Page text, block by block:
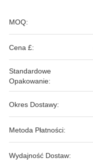
MOQ:
Cena £:
Standardowe
Opakowanie:
Okres Dostawy:
Metoda Płatności:
Wydajność Dostaw: